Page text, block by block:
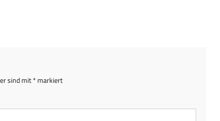
sind mit*markiert